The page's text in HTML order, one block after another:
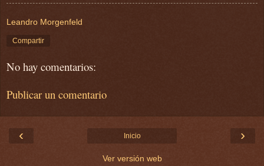
Leandro Morgenfeld
Compartir
No hay comentarios:
Publicar un comentario
‹ ›
Inicio
Ver versión web